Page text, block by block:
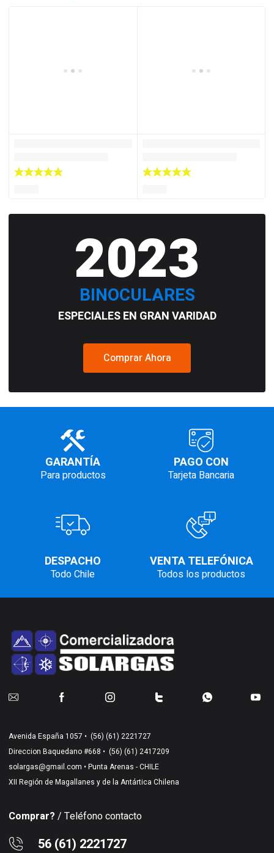
2023
BINOCULARES
ESPECIALES EN GRAN VARIDAD
Comprar Ahora
GARANTÍA
Para productos
PAGO CON
Tarjeta Bancaria
DESPACHO
Todo Chile
VENTA TELEFÓNICA
Todos los productos
Avenida España 1057 • (56) (61) 2221727
Direccion Baquedano #668 • (56) (61) 2417209
solargas@gmail.com • Punta Arenas - CHILE
XII Región de Magallanes y de la Antártica Chilena
Comprar? / Teléfono contacto
56 (61) 2221727